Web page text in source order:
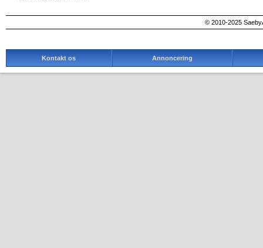
© 2010-2025
Kontakt os Annoncering